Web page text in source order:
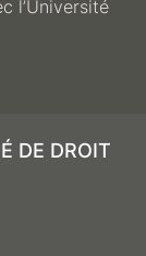
l’Université
DE DROIT